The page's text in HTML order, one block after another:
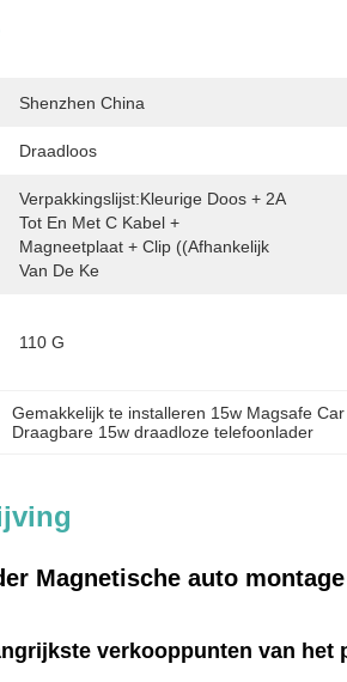
Shenzhen China
Draadloos
Verpakkingslijst:Kleurige Doos + 2A
Tot En Met C Kabel +
Magneetplaat + Clip ((afhankelijk
Van De Ke
110 G
Gemakkelijk te installeren 15w Magsafe
Draagbare 15w draadloze telefoonlader
Magnetische auto
verkooppunten van het